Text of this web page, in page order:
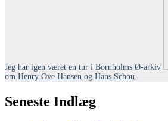
Jeg har igen været en tur i Bornholms Ø-arkiv
om Henry Ove Hansen og Hans Schou.
Seneste Indlæg